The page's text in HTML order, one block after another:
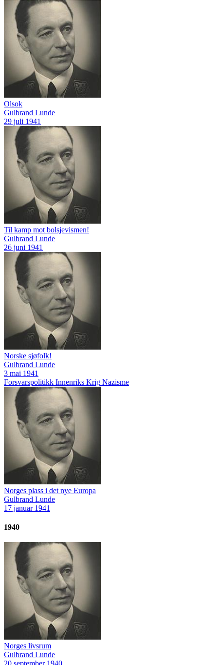
Olsok
Gulbrand Lunde
29 juli 1941
Til kamp mot bolsjevismen!
Gulbrand Lunde
26 juni 1941
Norske sjøfolk!
Gulbrand Lunde
3 mai 1941
Forsvarspolitikk Innenriks Krig Nazisme
Norges plass i det nye Europa
Gulbrand Lunde
17 januar 1941
1940
Norges livsrum
Gulbrand Lunde